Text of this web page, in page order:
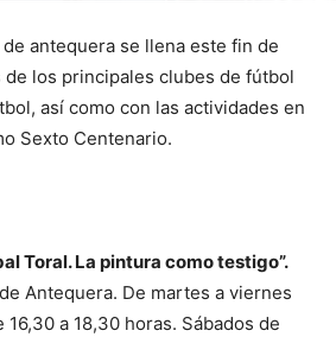
antequera se llena este fin de
de los principales clubes de fútbol
así como con las actividades en
Sexto Centenario.
Toral. La pintura como testigo”.
Antequera. De martes a viernes
16,30 a 18,30 horas. Sábados de